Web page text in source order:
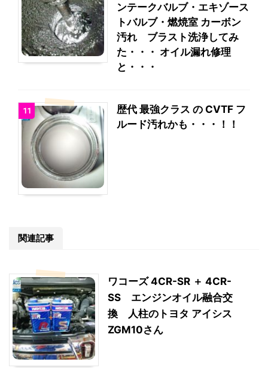
ンテークバルブ・エキゾース
トバルブ・燃焼室 カーボン
汚れ ブラスト洗浄してみ
た・・・ オイル漏れ修理
と・・・
11
歴代 最強クラス の CVTF フ
ルード汚れかも・・・！！
関連記事
ワコーズ 4CR-SR ＋ 4CR-
SS エンジンオイル融合交
換 人柱のトヨタ アイシス
ZGM10さん